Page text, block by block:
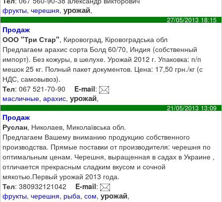
фрукты,черешня,урожай,
27/05/2013 18:15
Продаж
ООО "Три Стар", Кировоград, Кіровоградська обл
Предлагаем арахис сорта Болд 60/70, Индия (собственный
импорт). Без кожуры, в шелухе. Урожай 2012 г. Упаковка: п/п
мешок 25 кг. Полный пакет документов. Цена: 17,50 грн./кг (с
НДС, самовывоз).
Тел: 067 521-70-90 E-mail:
масличные,арахис,урожай,
21/05/2013 13:09
Продаж
Руслан, Николаев, Миколаївська обл.
Предлагаем Вашему вниманию продукцию собственного
производства. Прямые поставки от производителя: черешня по
оптимальным ценам. Черешня, выращенная в садах в Украине ,
отличается прекрасным сладким вкусом и сочной
мякотью.Первый урожай 2013 года.
Тел: 380932121042 E-mail:
фрукты,черешня, рыба,сом,урожай,